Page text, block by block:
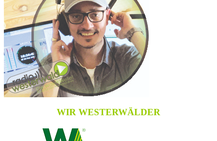
WIR WESTERWÄLDER